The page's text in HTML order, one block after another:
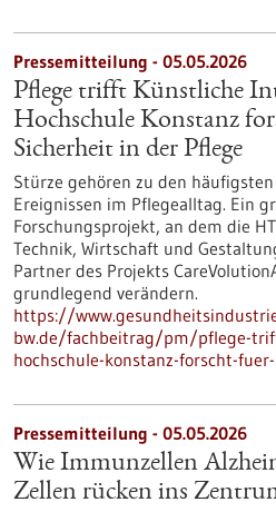
Pressemitteilung - 05.05.2026
Pflege trifft Künstliche
Hochschule Konstanz
Sicherheit in der Pflege
Stürze gehören zu den
Ereignissen im Pflegealltag. Ein
Forschungsprojekt, an dem die
Technik, Wirtschaft und
Partner des Projekts
grundlegend verändern.
https://
bw.de/fachbeitrag/pm/pflege-
hochschule-konstanz-forscht-
Pressemitteilung - 05.05.2026
Wie Immunzellen
Zellen rücken ins